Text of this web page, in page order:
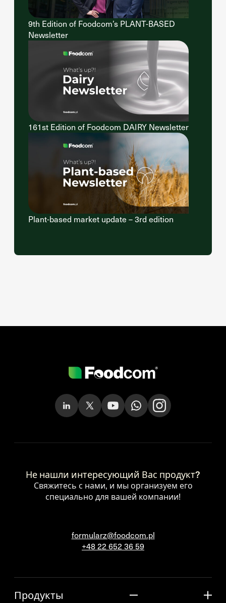
9th Edition of Foodcom’s PLANT-BASED
Newsletter
161st Edition of Foodcom DAIRY Newsletter
Plant-based market update – 3rd edition
Не нашли интересующий Вас продукт?
Свяжитесь с нами, и мы организуем его
специально для вашей компании!
formularz@foodcom.pl
+48 22 652 36 59
Продукты